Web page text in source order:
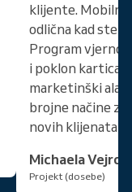
klijente. Mobilna
odlična kad ste
Program
i poklon
marketinški alati
brojne načine
novih klijenata!
Michaela
Projekt (dosebe)